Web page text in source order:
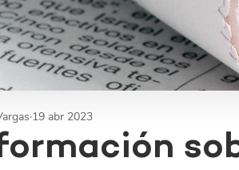
19 abr 2023